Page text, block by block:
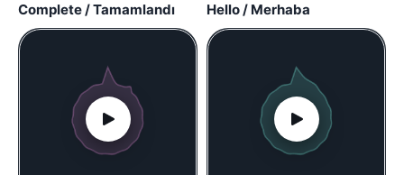
Complete / Tamamlandı Hello / Merhaba